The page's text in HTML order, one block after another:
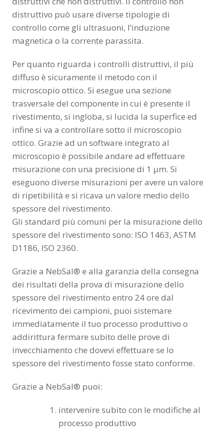
distruttivo può usare diverse tipologie di
controllo come gli ultrasuoni, l’induzione
magnetica o la corrente parassita.
Per quanto riguarda i controlli distruttivi, il più
diffuso è sicuramente il metodo con il
microscopio ottico. Si esegue una sezione
trasversale del componente in cui è presente il
rivestimento, si ingloba, si lucida la superfice ed
infine si va a controllare sotto il microscopio
ottico. Grazie ad un software integrato al
microscopio è possibile andare ad effettuare
misurazione con una precisione di 1 µm. Si
eseguono diverse misurazioni per avere un valore
di ripetibilità e si ricava un valore medio dello
spessore del rivestimento.
Gli standard più comuni per la misurazione dello
spessore del rivestimento sono: ISO 1463, ASTM
D1186, ISO 2360.
Grazie a NebSal® e alla garanzia della consegna
dei risultati della prova di misurazione dello
spessore del rivestimento entro 24 ore dal
ricevimento dei campioni, puoi sistemare
immediatamente il tuo processo produttivo o
addirittura fermare subito delle prove di
invecchiamento che dovevi effettuare se lo
spessore del rivestimento fosse stato conforme.
Grazie a NebSal® puoi:
intervenire subito con le modifiche al
processo produttivo